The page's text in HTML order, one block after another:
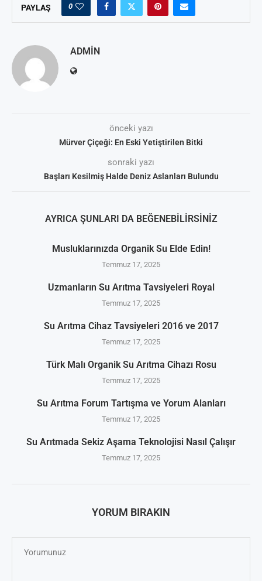
PAYLAŞ 0
ADMIN
önceki yazı
Mürver Çiçeği: En Eski Yetiştirilen Bitki
sonraki yazı
Başları Kesilmiş Halde Deniz Aslanları Bulundu
AYRICA ŞUNLARI DA BEĞENEBILIRSINIZ
Musluklarınızda Organik Su Elde Edin!
Temmuz 17, 2025
Uzmanların Su Arıtma Tavsiyeleri Royal
Temmuz 17, 2025
Su Arıtma Cihaz Tavsiyeleri 2016 ve 2017
Temmuz 17, 2025
Türk Malı Organik Su Arıtma Cihazı Rosu
Temmuz 17, 2025
Su Arıtma Forum Tartışma ve Yorum Alanları
Temmuz 17, 2025
Su Arıtmada Sekiz Aşama Teknolojisi Nasıl Çalışır
Temmuz 17, 2025
YORUM BIRAKIN